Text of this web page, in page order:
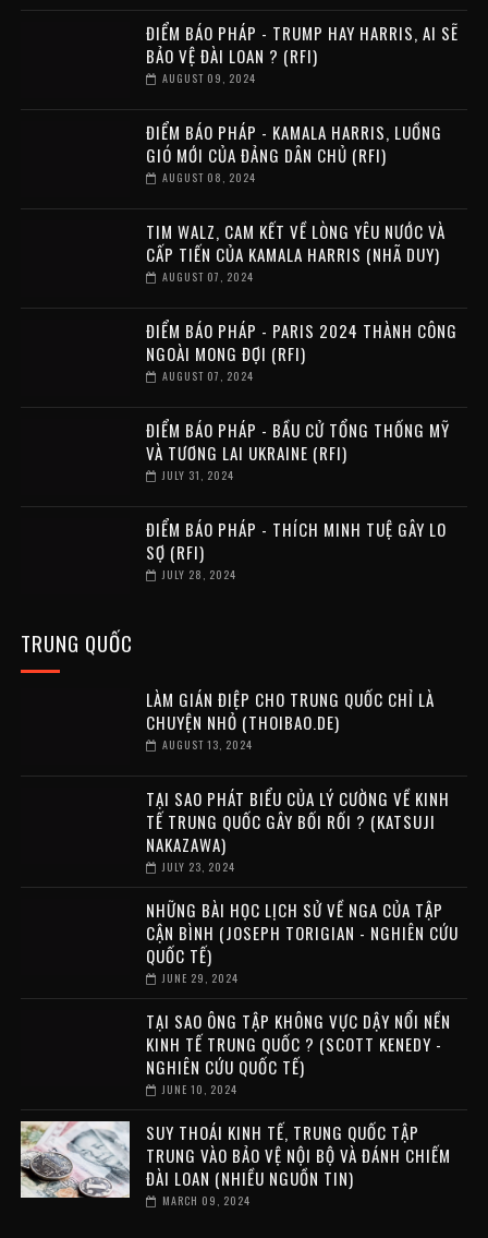
ĐIỂM BÁO PHÁP - TRUMP HAY HARRIS, AI SẼ
BẢO VỆ ĐÀI LOAN ? (RFI)
AUGUST 09, 2024
ĐIỂM BÁO PHÁP - KAMALA HARRIS, LUỒNG
GIÓ MỚI CỦA ĐẢNG DÂN CHỦ (RFI)
AUGUST 08, 2024
TIM WALZ, CAM KẾT VỀ LÒNG YÊU NƯỚC VÀ
CẤP TIẾN CỦA KAMALA HARRIS (NHÃ DUY)
AUGUST 07, 2024
ĐIỂM BÁO PHÁP - PARIS 2024 THÀNH CÔNG
NGOÀI MONG ĐỢI (RFI)
AUGUST 07, 2024
ĐIỂM BÁO PHÁP - BẦU CỬ TỔNG THỐNG MỸ
VÀ TƯƠNG LAI UKRAINE (RFI)
JULY 31, 2024
ĐIỂM BÁO PHÁP - THÍCH MINH TUỆ GÂY LO
SỢ (RFI)
JULY 28, 2024
TRUNG QUỐC
LÀM GIÁN ĐIỆP CHO TRUNG QUỐC CHỈ LÀ
CHUYỆN NHỎ (THOIBAO.DE)
AUGUST 13, 2024
TẠI SAO PHÁT BIỂU CỦA LÝ CƯỜNG VỀ KINH
TẾ TRUNG QUỐC GÂY BỐI RỐI ? (KATSUJI
NAKAZAWA)
JULY 23, 2024
NHỮNG BÀI HỌC LỊCH SỬ VỀ NGA CỦA TẬP
CẬN BÌNH (JOSEPH TORIGIAN - NGHIÊN CỨU
QUỐC TẾ)
JUNE 29, 2024
TẠI SAO ÔNG TẬP KHÔNG VỰC DẬY NỔI NỀN
KINH TẾ TRUNG QUỐC ? (SCOTT KENEDY -
NGHIÊN CỨU QUỐC TẾ)
JUNE 10, 2024
SUY THOÁI KINH TẾ, TRUNG QUỐC TẬP
TRUNG VÀO BẢO VỆ NỘI BỘ VÀ ĐÁNH CHIẾM
ĐÀI LOAN (NHIỀU NGUỒN TIN)
MARCH 09, 2024